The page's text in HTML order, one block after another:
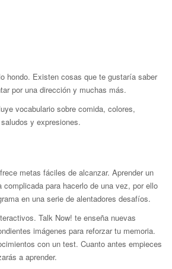
hondo. Existen cosas que te gustaría saber
por una dirección y muchas más.
vocabulario sobre comida, colores,
y expresiones.
metas fáciles de alcanzar. Aprender un
complicada para hacerlo de una vez, por ello
en una serie de alentadores desafíos.
Talk Now! te enseña nuevas
imágenes para reforzar tu memoria.
con un test. Cuanto antes empieces
a aprender.